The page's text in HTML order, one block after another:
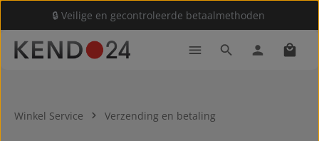
Ga naar de hoofdinhoud
🔒 Veilige en gecontroleerde betaalmethoden
Winkel Service Verzending en betaling